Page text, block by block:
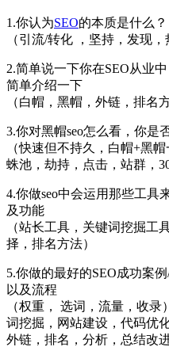
1.你认为SEO的本质是什么
（引流/转化 ，坚持，发现，
2.简单说一下你在SEO从业
简单介绍一下
（白帽，黑帽，外链，排名
3.你对黑帽seo怎么看，你是
（快速但不持久，白帽+黑
蛛池，劫持，点击，站群，
4.你做seo中会运用那些工具
及功能
（站长工具，关键词挖掘工
择，排名方法）
5.你做的最好的SEO成功案
以及流程
（权重， 选词，流量，收
词挖掘，网站建设，代码优
外链，排名，分析，总结改进